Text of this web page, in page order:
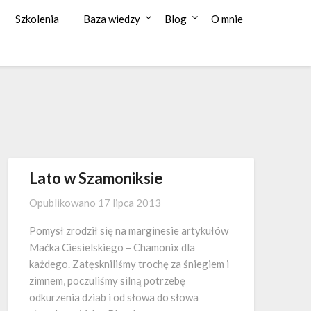
Szkolenia Baza wiedzy Blog O mnie
Lato w Szamoniksie
Opublikowano 17 lipca 2013
Pomysł zrodził się na marginesie artykułów
Maćka Ciesielskiego – Chamonix dla
każdego. Zatęskniliśmy trochę za śniegiem i
zimnem, poczuliśmy silną potrzebę
odkurzenia dziab i od słowa do słowa